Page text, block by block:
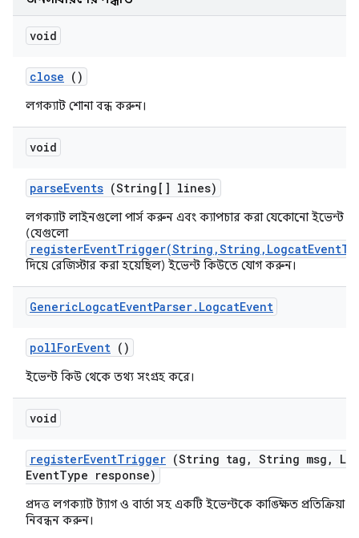
void
close ()
লগক্যাট শোনা বন্ধ করুন।
void
parseEvents (String[] lines)
লগক্যাট লাইনগুলো পার্স করুন এবং ক্যাপচার করা যেকোনো ইভেন্ট
(যেগুলো
দিয়ে রেজিস্টার করা হয়েছিল) ইভেন্ট কিউতে যোগ করুন।
GenericLogcatEventParser. LogcatEvent
pollForEvent ()
ইভেন্ট কিউ থেকে তথ্য সংগ্রহ করে।
void
registerEventTrigger (String tag , String msg ,
EventType response)
প্রদত্ত লগক্যাট ট্যাগ ও বার্তা সহ একটি ইভেন্টকে কাঙ্ক্ষিত প্রতিক্রিয়া
নিবন্ধন করুন।